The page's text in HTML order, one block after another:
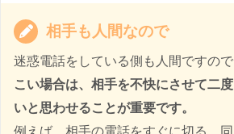
相手も人間なので
迷惑電話をしている側も人間ですので
こい場合は、相手を不快にさせて二
いと思わせることが重要です。